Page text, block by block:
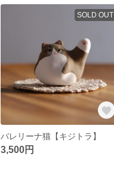
SOLD OUT
バレリーナ猫【キジトラ】
3,500円